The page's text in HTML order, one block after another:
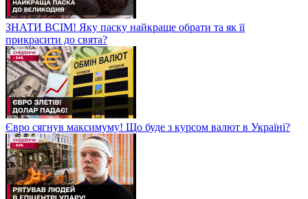
ЗНАТИ ВСІМ! Яку паску найкраще обрати та як її
прикрасити до свята?
Євро сягнув максимуму! Що буде з курсом валют в Україні?